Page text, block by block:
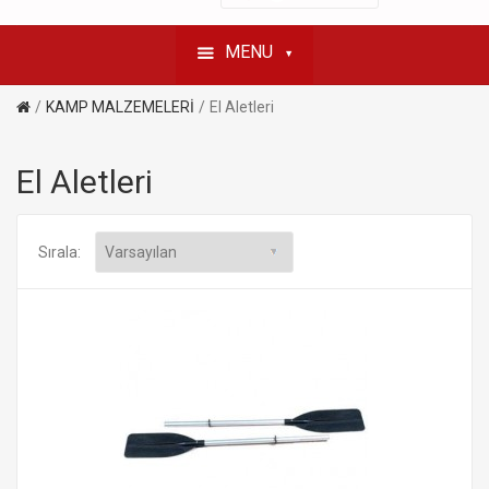
MENU
KAMP MALZEMELERİ El Aletleri
El Aletleri
Sırala: